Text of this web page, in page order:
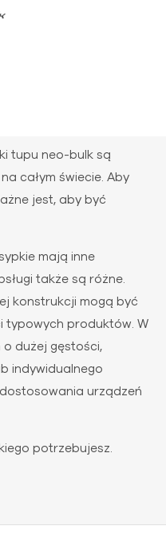
tupu neo-bulk są
całym świecie. Aby
jest, aby być
mają inne
także są różne.
konstrukcji mogą być
typowych produktów. W
o dużej gęstości,
indywidualnego
urządzeń
potrzebujesz.